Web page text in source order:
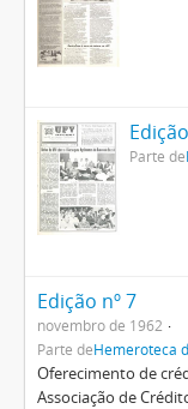
Parte de
Edição nº 7
novembro de 1962
Parte deHemeroteca
Oferecimento de
Associação de